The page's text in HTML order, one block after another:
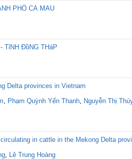
PHỐ CÀ MAU
TỉNH ĐồNG THáP
Delta provinces in Vietnam
, Phạm Quỳnh Yến Thanh, Nguyễn Thị
in cattle in the Mekong Delta
, Lê Trung Hoàng